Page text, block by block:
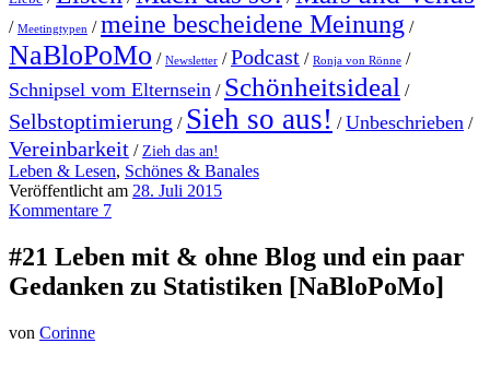
/ Meetingtypen /meine bescheidene Meinung /
NaBloPoMo / Newsletter /Podcast / Ronja von Rönne /
Schnipsel vom Elternsein / Schönheitsideal /
Selbstoptimierung / Sieh so aus! /Unbeschrieben /
Vereinbarkeit / Zieh das an!
Leben & Lesen, Schönes & Banales
Veröffentlicht am 28. Juli 2015
Kommentare 7
#21 Leben mit & ohne Blog und ein paar
Gedanken zu Statistiken [NaBloPoMo]
von Corinne